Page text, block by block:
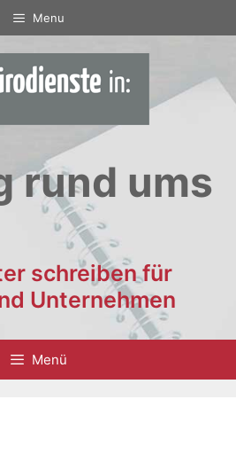
Menu
rund ums
schreiben für
Unternehmen
Menü